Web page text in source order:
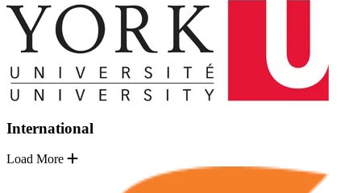
International
Load More